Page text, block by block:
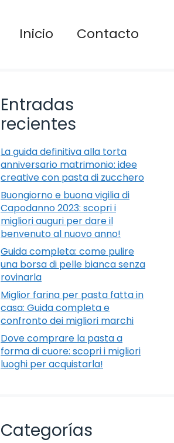
Inicio Contacto
Entradas
recientes
La guida definitiva alla torta
anniversario matrimonio: idee
creative con pasta di zucchero
Buongiorno e buona vigilia di
Capodanno 2023: scopri i
migliori auguri per dare il
benvenuto al nuovo anno!
Guida completa: come pulire
una borsa di pelle bianca senza
rovinarla
Miglior farina per pasta fatta in
casa: Guida completa e
confronto dei migliori marchi
Dove comprare la pasta a
forma di cuore: scopri i migliori
luoghi per acquistarla!
Categorías